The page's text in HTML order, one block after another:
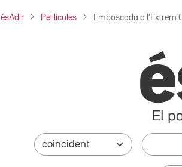
ésAdir Pel·lícules Emboscada a l'Extrem